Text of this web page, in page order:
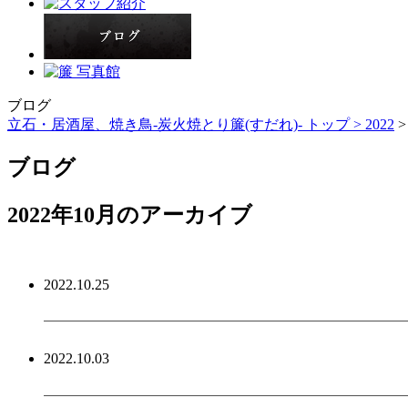
ブログ
立石・居酒屋、焼き鳥-炭火焼とり簾(すだれ)- トップ > 2022
ブログ
2022年10月のアーカイブ
2022.10.25
2022.10.03